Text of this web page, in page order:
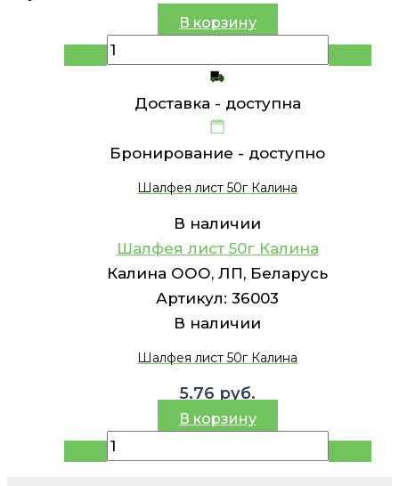
В корзину
Доставка - доступна
Бронирование - доступно
Шалфея лист 50г Калина
В наличии
Шалфея лист 50г Калина
Калина ООО, ЛП, Беларусь
Артикул: 36003
В наличии
Шалфея лист 50г Калина
5.76 руб.
В корзину